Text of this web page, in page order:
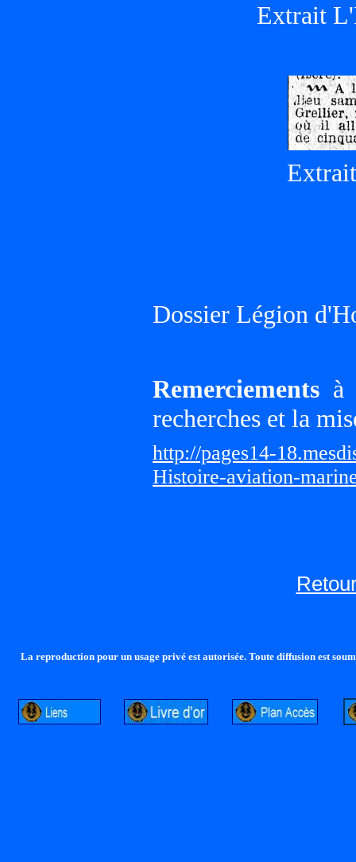
Extrait
Dossier Légion
Remerciements à
recherches et la
http://pages14-
Histoire-aviation-
La reproduction pour un usage privé est autorisée. Toute diffusion est